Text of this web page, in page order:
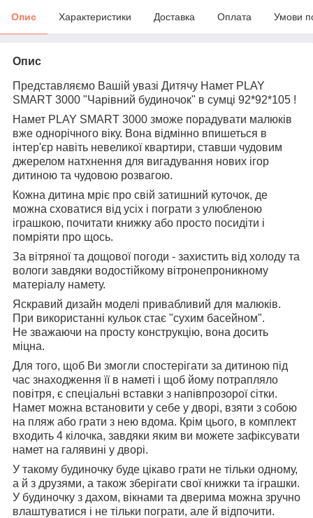
Опис Характеристики Доставка Оплата Умови
Опис
Представляємо Вашій увазі Дитячу Намет PLAY
SMART 3000 "Чарівний будиночок" в сумці 92*92*105 !
Намет PLAY SMART 3000 зможе порадувати малюків
вже однорічного віку. Вона відмінно впишеться в
інтер'єр навіть невеликої квартири, ставши чудовим
джерелом натхнення для вигадування нових ігор
дитиною та чудовою розвагою.
Кожна дитина мріє про свій затишний куточок, де
можна сховатися від усіх і пограти з улюбленою
іграшкою, почитати книжку або просто посидіти і
помріяти про щось.
За вітряної та дощової погоди - захистить від холоду та
вологи завдяки водостійкому вітронепроникному
матеріалу намету.
Яскравий дизайн моделі привабливий для малюків.
При використанні кульок стає "сухим басейном".
Не зважаючи на просту конструкцію, вона досить
міцна.
Для того, щоб Ви змогли спостерігати за дитиною під
час знаходження її в наметі і щоб йому потрапляло
повітря, є спеціальні вставки з напівпрозорої сітки.
Намет можна встановити у себе у дворі, взяти з собою
на пляж або грати з нею вдома. Крім цього, в комплект
входить 4 кілочка, завдяки яким ви можете зафіксувати
намет на галявині у дворі.
У такому будиночку буде цікаво грати не тільки одному,
а й з друзями, а також зберігати свої книжки та іграшки.
У будиночку з дахом, вікнами та дверима можна зручно
влаштуватися і не тільки пограти, але й відпочити.